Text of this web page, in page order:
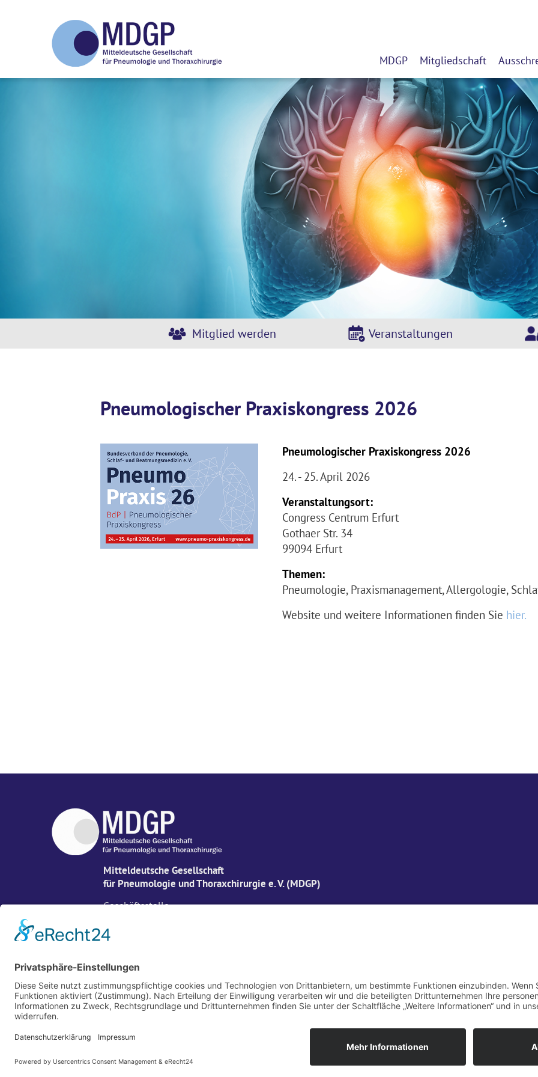
MDGP Mitgliedschaft
Mitglied werden Veranstaltungen
Pneumologischer Praxiskongress 2026
Pneumologischer Praxiskongress 2026
24. - 25. April 2026
Veranstaltungsort:
Congress Centrum Erfurt
Gothaer Str. 34
99094 Erfurt
Themen:
Pneumologie, Praxismanagement, Allergologie,
Website und weitere Informationen finden Sie hier.
Mitteldeutsche Gesellschaft
für Pneumologie und Thoraxchirurgie e. V. (MDGP)
Geschäftsstelle
Hagenauer Str. 53
65203 Wiesbaden
Tel.: 0611 / 204809-260
info(at)mdgp.de
2026 © MDGP